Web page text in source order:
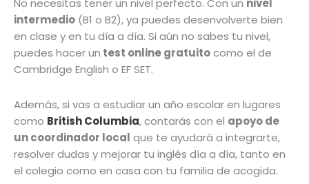
No necesitas tener un nivel perfecto. Con un nivel
intermedio (B1 o B2), ya puedes desenvolverte bien
en clase y en tu día a día. Si aún no sabes tu nivel,
puedes hacer un test online gratuitocomo el de
Cambridge English o EF SET.
Además, si vas a estudiar un año escolar en lugares
como British Columbia, contarás con el apoyo de
un coordinador local que te ayudará a integrarte,
resolver dudas y mejorar tu inglés día a día, tanto en
el colegio como en casa con tu familia de acogida.